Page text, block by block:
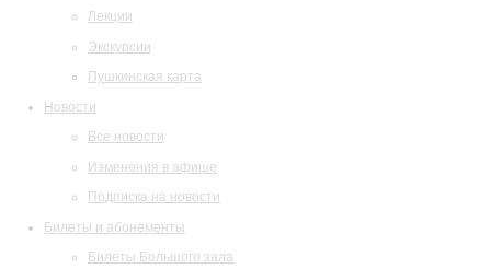
Лекции
Экскурсии
Пушкинская карта
Новости
Все новости
Изменения в афише
Подписка на новости
Билеты и абонементы
Билеты Большого зала